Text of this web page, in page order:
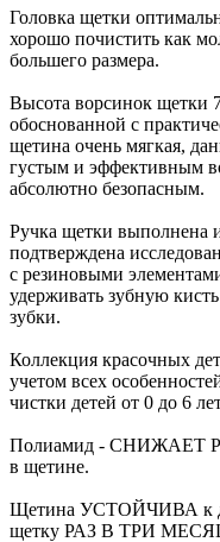
Головка щетки
хорошо почистить как
большего размера.
Высота ворсинок щетки
обоснованной с
щетина очень мягкая,
густым и эффективным
абсолютно безопасным.
Ручка щетки выполнена
подтверждена
с резиновыми
удерживать зубную
зубки.
Коллекция красочных
учетом всех
чистки детей от 0 до 6
Полиамид - СНИЖАЕТ
в щетине.
Щетина УСТОЙЧИВА к
щетку РАЗ В ТРИ